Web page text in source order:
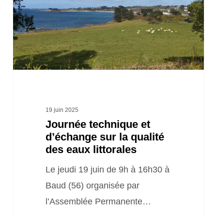
sur
la
qualité
des
19 juin 2025
Journée technique et
d’échange sur la qualité
des eaux littorales
Le jeudi 19 juin de 9h à 16h30 à
Baud (56) organisée par
l’Assemblée Permanente…